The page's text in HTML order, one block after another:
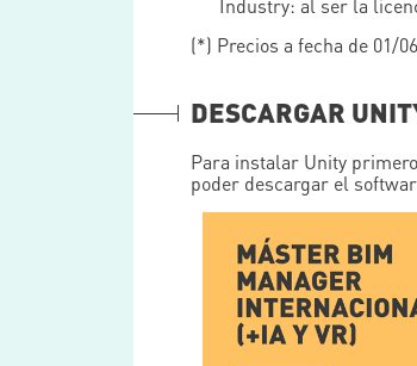
Industry: al ser la
(*) Precios a fecha de 01/
DESCARGAR
Para instalar Unity
poder descargar el